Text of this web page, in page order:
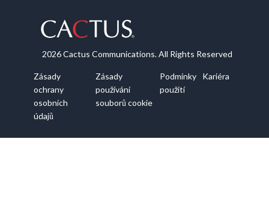
2026 Cactus Communications. All Rights Reserved
Zásady
ochrany
osobních
údajů
Zásady
používání
souborů cookie
Podmínky
použití
Kariéra